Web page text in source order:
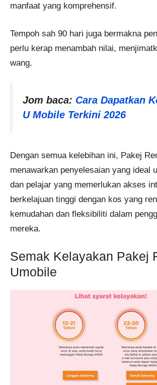
manfaat yang komprehensif.
Tempoh sah 90 hari juga bermakna
perlu kerap menambah nilai,
wang.
Jom baca: Cara Dapatkan
U Mobile Terkini 2026
Dengan semua kelebihan ini, Pakej
menawarkan penyelesaian yang ideal
dan pelajar yang memerlukan akses
berkelajuan tinggi dengan kos yang
kemudahan dan fleksibiliti dalam
mereka.
Semak Kelayakan Pakej
Umobile